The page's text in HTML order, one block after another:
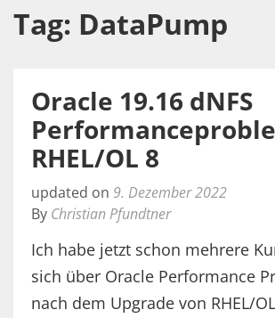
Tag: DataPump
Oracle 19.16 dNFS
RHEL/OL 8
updated on 9. Dezember 2022
By Christian Pfundtner
Ich habe jetzt schon mehrere
sich über Oracle Performance
nach dem Upgrade von RHEL/